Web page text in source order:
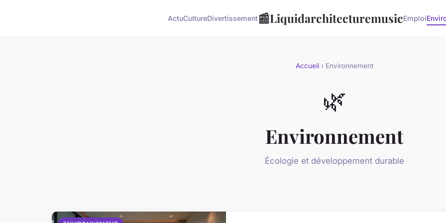
ActuCultureDivertissement📰LiquidarchitecturemusicEmploi
Accueil › Environnement
🌿
Environnement
Écologie et développement durable